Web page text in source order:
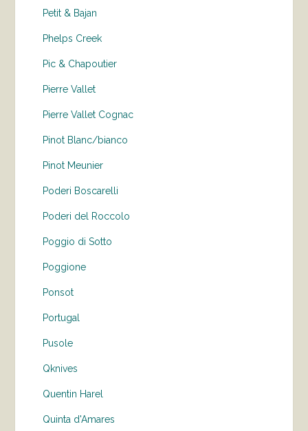
Petit & Bajan
Phelps Creek
Pic & Chapoutier
Pierre Vallet
Pierre Vallet Cognac
Pinot Blanc/bianco
Pinot Meunier
Poderi Boscarelli
Poderi del Roccolo
Poggio di Sotto
Poggione
Ponsot
Portugal
Pusole
Qknives
Quentin Harel
Quinta d'Amares